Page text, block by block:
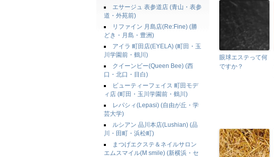
エサージュ 表参道店 (青山・表参
道・外苑前)
リファイン 月島店(Re:Fine) (勝
どき・月島・豊洲)
アイラ 町田店(EYELA) (町田・玉
川学園前・鶴川)
クイーンビー(Queen Bee) (西
口・北口・目白)
ビューティーフェイス 町田モデ
ィ店 (町田・玉川学園前・鶴川)
レパシィ(Lepasi) (自由が丘・学
芸大学)
ルシアン 品川本店(Lushian) (品
川・田町・浜松町)
まつげエクステ＆ネイルサロン
エムスマイル(M smile) (新横浜・セ
眼球エステって何
ですか？